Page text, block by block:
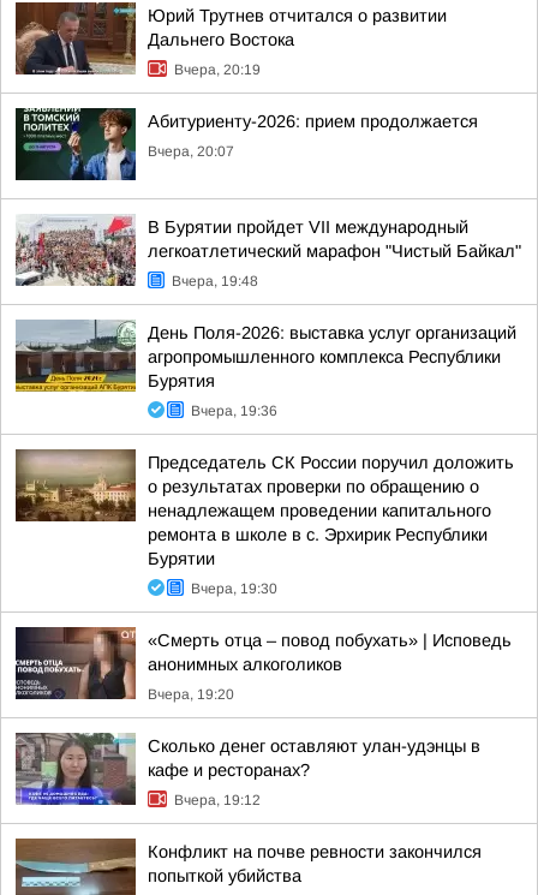
Юрий Трутнев отчитался о развитии
Дальнего Востока
Вчера, 20:19
Абитуриенту-2026: прием продолжается
Вчера, 20:07
В Бурятии пройдет VII международный
легкоатлетический марафон "Чистый Байкал"
Вчера, 19:48
День Поля-2026: выставка услуг организаций
агропромышленного комплекса Республики
Бурятия
Вчера, 19:36
Председатель СК России поручил доложить
о результатах проверки по обращению о
ненадлежащем проведении капитального
ремонта в школе в с. Эрхирик Республики
Бурятии
Вчера, 19:30
«Смерть отца – повод побухать» | Исповедь
анонимных алкоголиков
Вчера, 19:20
Сколько денег оставляют улан-удэнцы в
кафе и ресторанах?
Вчера, 19:12
Конфликт на почве ревности закончился
попыткой убийства